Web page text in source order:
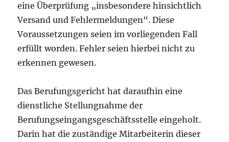
eine Überprüfung „insbesondere hinsichtlich
Versand und Fehlermeldungen“. Diese
Voraussetzungen seien im vorliegenden Fall
erfüllt worden. Fehler seien hierbei nicht zu
erkennen gewesen.
Das Berufungsgericht hat daraufhin eine
dienstliche Stellungnahme der
Berufungseingangsgeschäftsstelle eingeholt.
Darin hat die zuständige Mitarbeiterin dieser